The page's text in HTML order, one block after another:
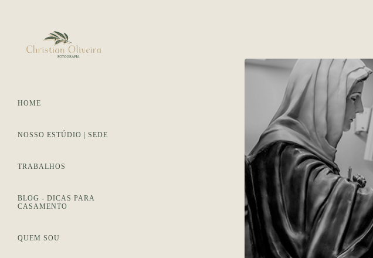
HOME
NOSSO ESTÚDIO | SEDE
TRABALHOS
BLOG - DICAS PARA
CASAMENTO
QUEM SOU